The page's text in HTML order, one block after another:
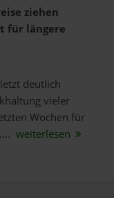
ziehen
für längere
deutlich
vieler
Wochen für
weiterlesen